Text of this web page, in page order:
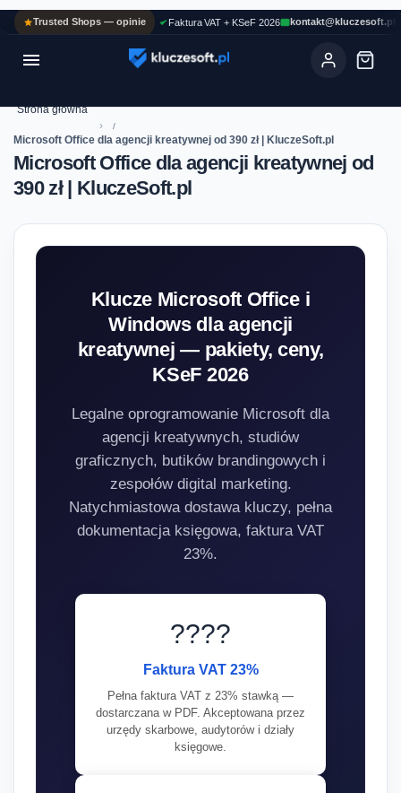
Trusted Shops — opinie Faktura VAT + KSeF 2026 kontakt@kluczesoft.pl

Strona główna
›
Microsoft Office dla agencji kreatywnej od 390 zł | KluczeSoft.pl
Microsoft Office dla agencji kreatywnej od
390 zł | KluczeSoft.pl
Klucze Microsoft Office i
Windows dla agencji
kreatywnej — pakiety, ceny,
KSeF 2026
Legalne oprogramowanie Microsoft dla
agencji kreatywnych, studiów
graficznych, butików brandingowych i
zespołów digital marketing.
Natychmiastowa dostawa kluczy, pełna
dokumentacja księgowa, faktura VAT
23%.
????
Faktura VAT 23%
Pełna faktura VAT z 23% stawką —
dostarczana w PDF. Akceptowana przez
urzędy skarbowe, audytorów i działy
księgowe.
ASYSTENT AI